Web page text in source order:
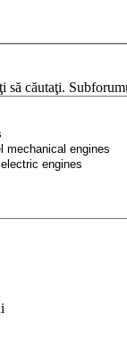
căutaţi.